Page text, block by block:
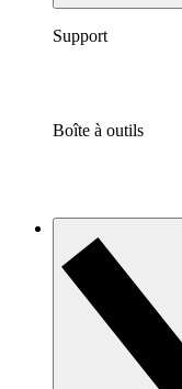
Support
Boîte à outils